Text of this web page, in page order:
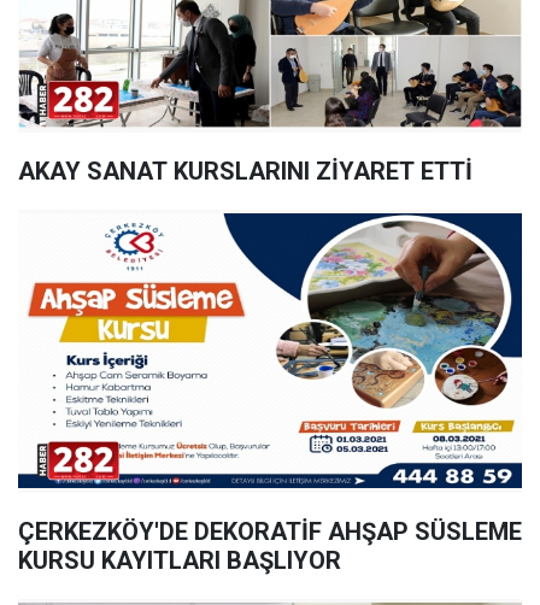
AKAY SANAT KURSLARINI ZİYARET ETTİ
ÇERKEZKÖY'DE DEKORATİF AHŞAP SÜSLEME
KURSU KAYITLARI BAŞLIYOR